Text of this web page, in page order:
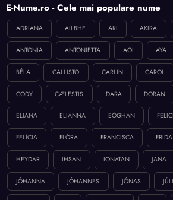
E-Nume.ro - Cele mai populare nume
ADRIANA AILBHE AKI AKIRA
ANTONIA ANTONIETTA AOI AYA
BÉLA CALLISTO CARLIN CAROL
CODY CÆLESTIS DARA DORAN
ELIANA ELIANNA EÓGHAN
FELÍCIA FLÓRA FRANCISCA FRIDA
HEYDAR IHSAN IONATAN JANA
JÓHANNA JÓHANNES JÓNAS